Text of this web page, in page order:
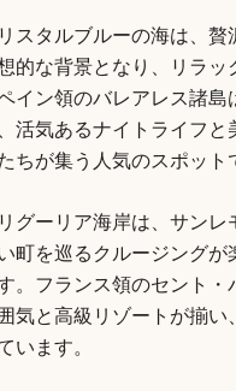
スタルブルーの海は、
的な背景となり、リラ
イン領のバレアレス諸
活気あるナイトライフ
ちが集う人気のスポット
グーリア海岸は、サン
町を巡るクルージング
。フランス領のセント
気と高級リゾートが揃
います。